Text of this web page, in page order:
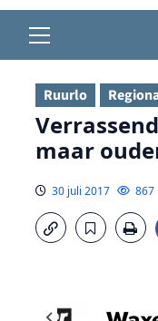
menu
Ruurlo
maar
30 juli 2017 867